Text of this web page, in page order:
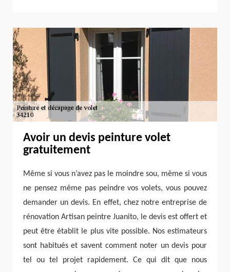
Avoir un devis peinture volet
gratuitement
Même si vous n’avez pas le moindre sou, même si vous
ne pensez même pas peindre vos volets, vous pouvez
demander un devis. En effet, chez notre entreprise de
rénovation Artisan peintre Juanito, le devis est offert et
peut être établit le plus vite possible. Nos estimateurs
sont habitués et savent comment noter un devis pour
tel ou tel projet rapidement. Ce qui dit que nous